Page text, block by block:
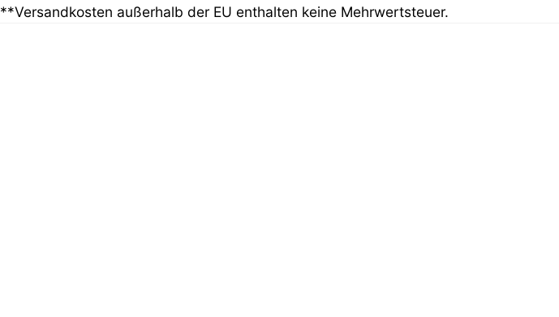
**Versandkosten außerhalb der EU enthalten keine Mehrwertsteuer.